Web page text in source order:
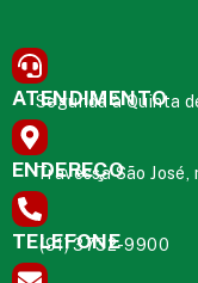
ATENDIMENTO
Segunda à Quinta
ENDEREÇO
Travessa São
TELEFONE
(91) 3732-9900